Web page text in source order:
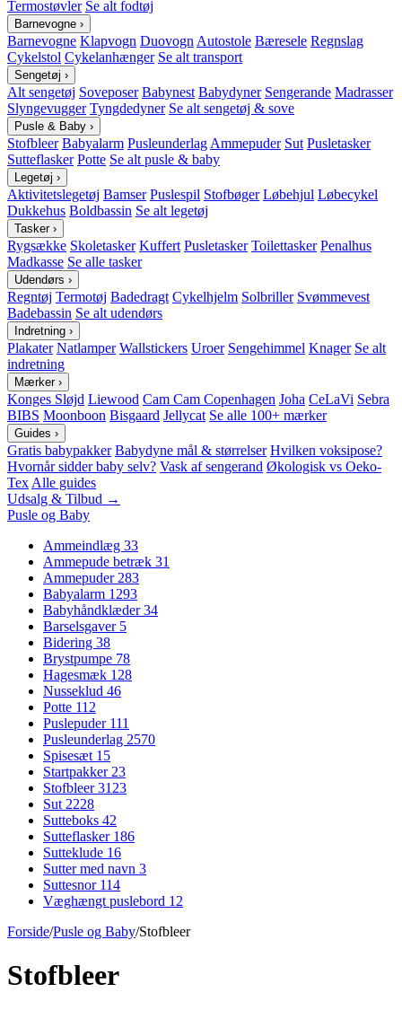
Termostøvler Se alt fodtøj
Barnevogne ›
Barnevogne Klapvogn Duovogn Autostole Bæresele Regnslag
Cykelstol Cykelanhænger Se alt transport
Sengetøj ›
Alt sengetøj Soveposer Babynest Babydyner Sengerande Madrasser
Slyngevugger Tyngdedyner Se alt sengetøj & sove
Pusle & Baby ›
Stofbleer Babyalarm Pusleunderlag Ammepuder Sut Pusletasker
Sutteflasker Potte Se alt pusle & baby
Legetøj ›
Aktivitetslegetøj Bamser Puslespil Stofbøger Løbehjul Løbecykel
Dukkehus Boldbassin Se alt legetøj
Tasker ›
Rygsække Skoletasker Kuffert Pusletasker Toilettasker Penalhus
Madkasse Se alle tasker
Udendørs ›
Regntøj Termotøj Badedragt Cykelhjelm Solbriller Svømmevest
Badebassin Se alt udendørs
Indretning ›
Plakater Natlamper Wallstickers Uroer Sengehimmel Knager Se alt
indretning
Mærker ›
Konges Sløjd Liewood Cam Cam Copenhagen Joha CeLaVi Sebra
BIBS Moonboon Bisgaard Jellycat Se alle 100+ mærker
Guides ›
Gratis babypakker Babydyne mål & størrelser Hvilken voksipose?
Hvornår sidder baby selv? Vask af sengerand Økologisk vs Oeko-
Tex Alle guides
Udsalg & Tilbud →
Pusle og Baby
Ammeindlæg 33
Ammepude betræk 31
Ammepuder 283
Babyalarm 1293
Babyhåndklæder34
Barselsgaver 5
Bidering 38
Brystpumpe 78
Hagesmæk 128
Nusseklud 46
Potte 112
Puslepuder 111
Pusleunderlag 2570
Spisesæt 15
Startpakker 23
Stofbleer3123
Sut 2228
Sutteboks 42
Sutteflasker 186
Sutteklude 16
Sutter med navn 3
Suttesnor 114
Væghængt puslebord 12
Forside/Pusle og Baby/Stofbleer
Stofbleer